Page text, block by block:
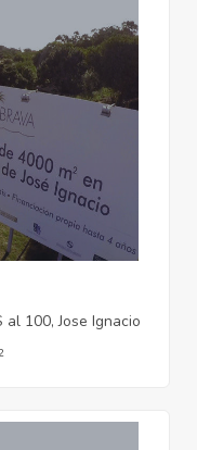
al 100, Jose Ignacio